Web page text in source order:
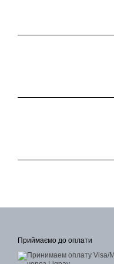
Приймаємо до оплати